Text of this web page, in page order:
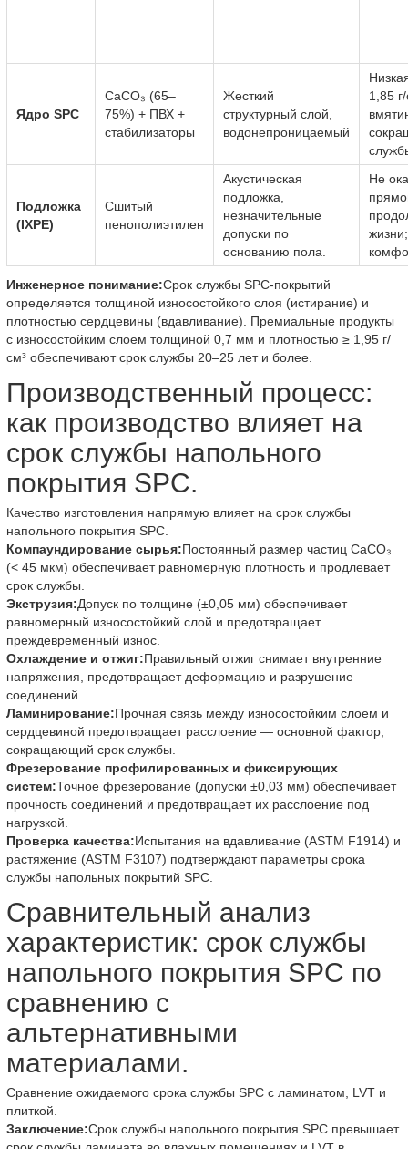
Ядро SPC
CaCO₃ (65–
75%) + ПВХ +
стабилизаторы
Жесткий
структурный слой,
водонепроницаемый
1,85
Подложка
(IXPE)
Сшитый
пенополиэтилен
Акустическая
подложка,
незначительные
допуски по
основанию пола.
Не
Инженерное понимание:Срок службы SPC-покрытий
определяется толщиной износостойкого слоя (истирание) и
плотностью сердцевины (вдавливание). Премиальные продукты
с износостойким слоем толщиной 0,7 мм и плотностью ≥ 1,95 г/
см³ обеспечивают срок службы 20–25 лет и более.
Производственный процесс:
как производство влияет на
срок службы напольного
покрытия SPC.
Качество изготовления напрямую влияет на срок службы
напольного покрытия SPC.
Компаундирование сырья:Постоянный размер частиц CaCO₃
(< 45 мкм) обеспечивает равномерную плотность и продлевает
срок службы.
Экструзия:Допуск по толщине (±0,05 мм) обеспечивает
равномерный износостойкий слой и предотвращает
преждевременный износ.
Охлаждение и отжиг:Правильный отжиг снимает внутренние
напряжения, предотвращает деформацию и разрушение
соединений.
Ламинирование:Прочная связь между износостойким слоем и
сердцевиной предотвращает расслоение — основной фактор,
сокращающий срок службы.
Фрезерование профилированных и фиксирующих
систем:Точное фрезерование (допуски ±0,03 мм) обеспечивает
прочность соединений и предотвращает их расслоение под
нагрузкой.
Проверка качества:Испытания на вдавливание (ASTM F1914) и
растяжение (ASTM F3107) подтверждают параметры срока
службы напольных покрытий SPC.
Сравнительный анализ
характеристик: срок службы
напольного покрытия SPC по
сравнению с
альтернативными
материалами.
Сравнение ожидаемого срока службы SPC с ламинатом, LVT и
плиткой.
Заключение:Срок службы напольного покрытия SPC превышает